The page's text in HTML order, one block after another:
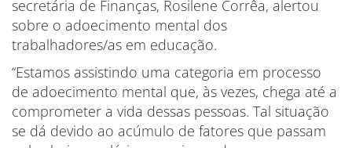
secretária de Finanças, Rosilene Corrêa, alertou
sobre o adoecimento mental dos
trabalhadores/as em educação.
“Estamos assistindo uma categoria em processo
de adoecimento mental que, às vezes, chega até a
comprometer a vida dessas pessoas. Tal situação
se dá devido ao acúmulo de fatores que passam